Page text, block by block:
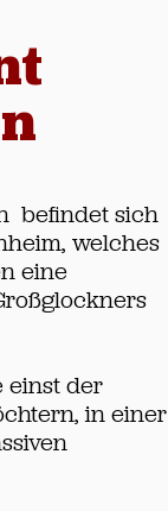
befindet sich
welches
eine
einst der
in einer